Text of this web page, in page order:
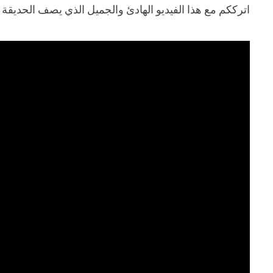
اترككم مع هذا الفيديو الهادئ والجميل الذي يصف